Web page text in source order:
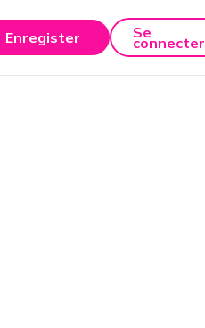
Enregister Se
connecter